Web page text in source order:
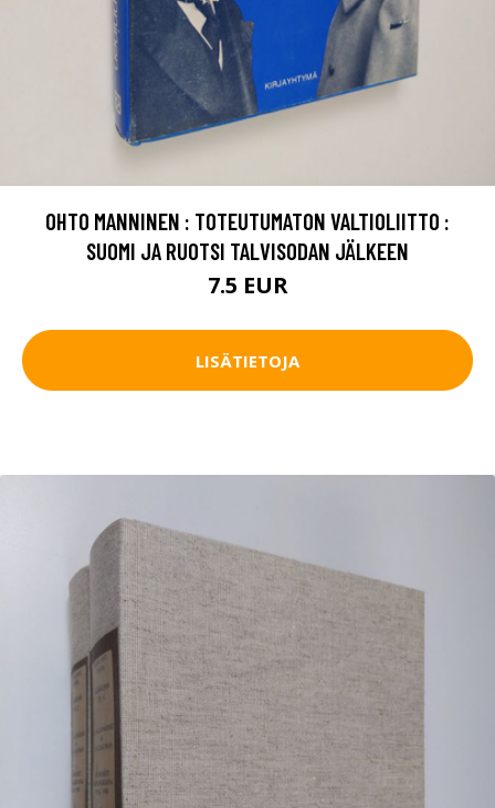
OHTO MANNINEN : TOTEUTUMATON VALTIOLIITTO :
SUOMI JA RUOTSI TALVISODAN JÄLKEEN
7.5 EUR
LISÄTIETOJA